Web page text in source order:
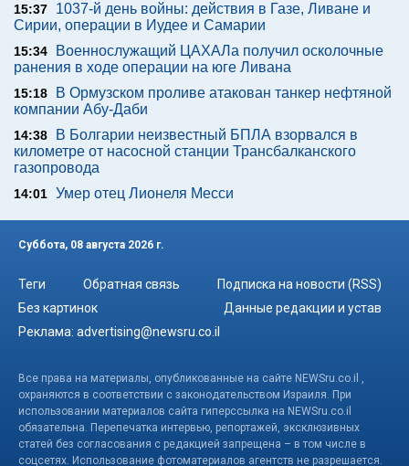
15:37
1037-й день войны: действия в Газе, Ливане и
Сирии, операции в Иудее и Самарии
15:34
Военнослужащий ЦАХАЛа получил осколочные
ранения в ходе операции на юге Ливана
15:18
В Ормузском проливе атакован танкер нефтяной
компании Абу-Даби
14:38
В Болгарии неизвестный БПЛА взорвался в
километре от насосной станции Трансбалканского
газопровода
14:01 Умер отец Лионеля Месси
Суббота, 08 августа 2026 г.
Теги Обратная связь
Подписка на новости (RSS)
Без картинок
Данные редакции и устав
Реклама: advertising@newsru.co.il
Все права на материалы, опубликованные на сайте NEWSru.co.il ,
охраняются в соответствии с законодательством Израиля. При
использовании материалов сайта гиперссылка на NEWSru.co.il
обязательна. Перепечатка интервью, репортажей, эксклюзивных
статей без согласования с редакцией запрещена – в том числе в
соцсетях. Использование фотоматериалов агентств не разрешается.